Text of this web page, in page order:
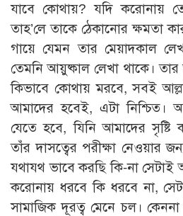
যাবে কোথায়? যদি করোনায়
তাহ’লে তাকে ঠেকানোর ক্ষমতা
গায়ে যেমন তার মেয়াদকাল
তেমনি আয়ুষ্কাল লেখা থাকে।
কিভাবে কোথায় মরবে, সবই
আমাদের হবেই, এটা নিশ্চিত।
যেতে হবে, যিনি আমাদের সৃষ্টি
তাঁর দাসত্বের পরীক্ষা নেওয়ার
যথাযথ ভাবে করছি কি-না সেটাই
করোনায় ধরবে কি ধরবে না,
সামাজিক দূরত্ব মেনে চল।